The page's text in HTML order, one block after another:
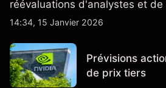
réévaluations d'analystes et
changeant, qui ensemble
14:34, 15 Janvier 2026
Prévisions
de prix tiers